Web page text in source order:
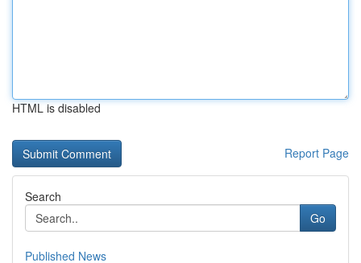
HTML is disabled
Report Page
Search
Go
Published News